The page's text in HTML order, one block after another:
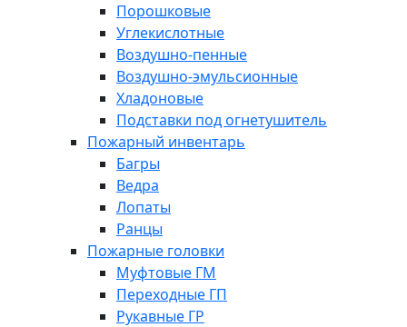
Порошковые
Углекислотные
Воздушно-пенные
Воздушно-эмульсионные
Хладоновые
Подставки под огнетушитель
Пожарный инвентарь
Багры
Ведра
Лопаты
Ранцы
Пожарные головки
Муфтовые ГМ
Переходные ГП
Рукавные ГР